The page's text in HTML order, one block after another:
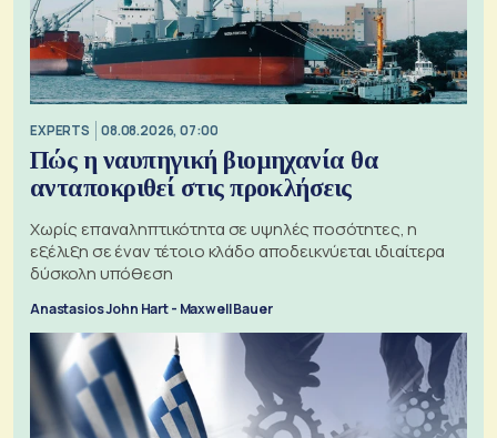
EXPERTS 08.08.2026, 07:00
Πώς η ναυπηγική βιομηχανία θα
ανταποκριθεί στις προκλήσεις
Χωρίς επαναληπτικότητα σε υψηλές ποσότητες, η
εξέλιξη σε έναν τέτοιο κλάδο αποδεικνύεται ιδιαίτερα
δύσκολη υπόθεση
Anastasios John Hart - Maxwell Bauer